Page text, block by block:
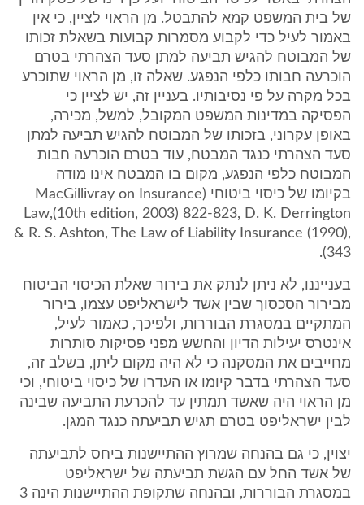
של בית המשפט קמא להתבטל. מן הראוי לציין, כי אין
באמור לעיל כדי לקבוע מסמרות קבועות בשאלת זכותו
של המבוטח להגיש תביעה למתן סעד הצהרתי בטרם
הוכרעה חבותו כלפי הנפגע. שאלה זו, מן הראוי שתוכרע
בכל מקרה על פי נסיבותיו. בעניין זה, יש לציין כי
הפסיקה במדינות המשפט המקובל, למשל, מכירה,
באופן עקרוני, בזכותו של המבוטח להגיש תביעה למתן
סעד הצהרתי כנגד המבטח, עוד בטרם הוכרעה חבות
המבוטח כלפי הנפגע, מקום בו המבטח אינו מודה
בקיומו של כיסוי ביטוחי (MacGillivray on Insurance
Law,(10th edition, 2003) 822-823, D. K. Derrington
& R. S. Ashton, The Law of Liability Insurance (1990),
343).
בענייננו, לא ניתן לנתק את בירור שאלת הכיסוי הביטוח
מבירור הסכסוך שבין אשד לישראליפט עצמו, בירור
המתקיים במסגרת הבוררות, ולפיכך, כאמור לעיל,
אינטרס יעילות הדיון והחשש מפני פסיקות סותרות
מחייבים את המסקנה כי לא היה מקום ליתן, בשלב זה,
סעד הצהרתי בדבר קיומו או העדרו של כיסוי ביטוחי, וכי
מן הראוי היה שאשד תמתין עד להכרעת התביעה שבינה
לבין ישראליפט בטרם תגיש תביעתה כנגד המגן.
יצוין, כי גם בהנחה שמרוץ ההתיישנות ביחס לתביעתה
של אשד החל עם הגשת תביעתה של ישראליפט
במסגרת הבוררות, ובהנחה שתקופת ההתיישנות הינה 3